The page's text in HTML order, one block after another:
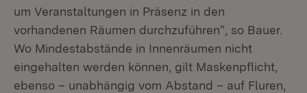
um Veranstaltungen in Präsenz in den
vorhandenen Räumen durchzuführen“, so Bauer.
Wo Mindestabstände in Innenräumen nicht
eingehalten werden können, gilt Maskenpflicht,
ebenso – unabhängig vom Abstand – auf Fluren,